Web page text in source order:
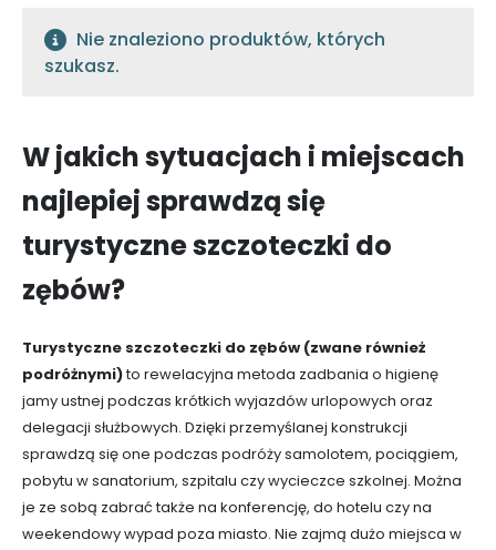
Nie znaleziono produktów, których
szukasz.
W jakich sytuacjach i miejscach
najlepiej sprawdzą się
turystyczne szczoteczki do
zębów?
Turystyczne szczoteczki do zębów (zwane również
podróżnymi)to rewelacyjna metoda zadbania o higienę
jamy ustnej podczas krótkich wyjazdów urlopowych oraz
delegacji służbowych. Dzięki przemyślanej konstrukcji
sprawdzą się one podczas podróży samolotem, pociągiem,
pobytu w sanatorium, szpitalu czy wycieczce szkolnej. Można
je ze sobą zabrać także na konferencję, do hotelu czy na
weekendowy wypad poza miasto. Nie zajmą dużo miejsca w